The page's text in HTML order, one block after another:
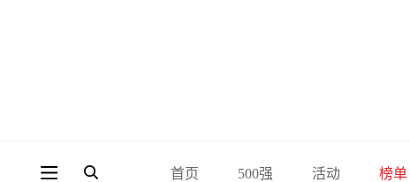
首页 500强 活动 榜单